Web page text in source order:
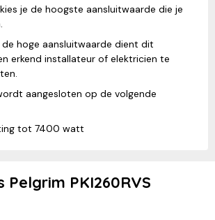
je de hoogste aansluitwaarde die je
de hoge aansluitwaarde dient dit
erkend installateur of elektricien te
aangesloten op de volgende
tot 7400 watt
Pelgrim PKI260RVS